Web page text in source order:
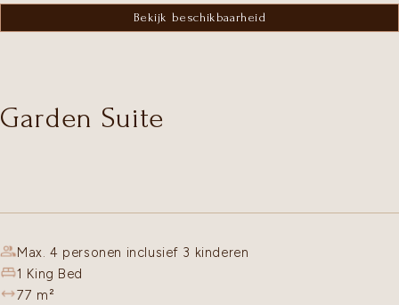
Bekijk beschikbaarheid
Garden Suite
Max. 4 personen inclusief 3 kinderen
1 King Bed
77 m²